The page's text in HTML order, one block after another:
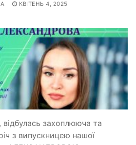
КВІТЕНЬ 4, 2025
відбулась захоплююча та
з випускницею нашої